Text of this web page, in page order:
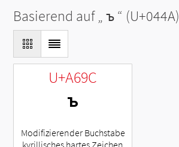
Basierend auf „ ъ“ (U+044A)
U+A69C
ꚜ
Modifizierender Buchstabe
kyrillisches hartes Zeichen